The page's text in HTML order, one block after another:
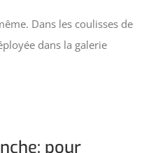
Dans les coulisses de
dans la galerie
pour